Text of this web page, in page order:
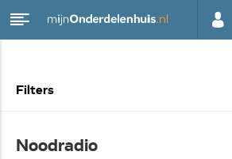
Filters
Noodradio